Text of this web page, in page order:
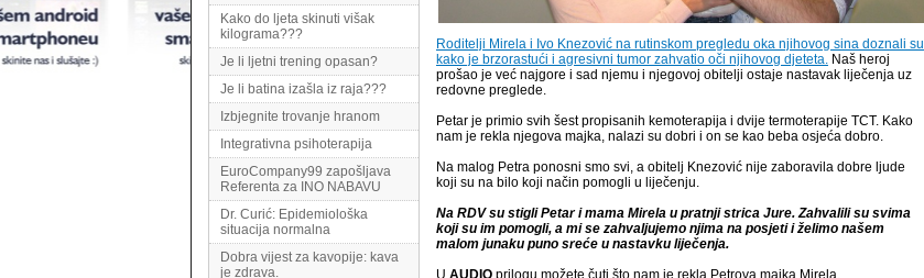
Kako do ljeta skinuti višak
kilograma???
Je li ljetni trening opasan?
Je li batina izašla iz raja???
Izbjegnite trovanje hranom
Integrativna psihoterapija
EuroCompany99 zapošljava
Referenta za INO NABAVU
Dr. Curić: Epidemiološka
situacija normalna
Dobra vijest za kavopije: kava
je zdrava.
Roditelji Mirela i Ivo Knezović na rutinskom pregledu oka njihovog sina doznali su
kako je brzorastući i agresivni tumor zahvatio oči njihovog djeteta. Naš heroj
prošao je već najgore i sad njemu i njegovoj obitelji ostaje nastavak liječenja uz
redovne preglede.
Petar je primio svih šest propisanih kemoterapija i dvije termoterapije TCT. Kako
nam je rekla njegova majka, nalazi su dobri i on se kao beba osjeća dobro.
Na malog Petra ponosni smo svi, a obitelj Knezović nije zaboravila dobre ljude
koji su na bilo koji način pomogli u liječenju.
Na RDV su stigli Petar i mama Mirela u pratnji strica Jure. Zahvalili su svima
koji su im pomogli, a mi se zahvaljujemo njima na posjeti i želimo našem
malom junaku puno sreće u nastavku liječenja.